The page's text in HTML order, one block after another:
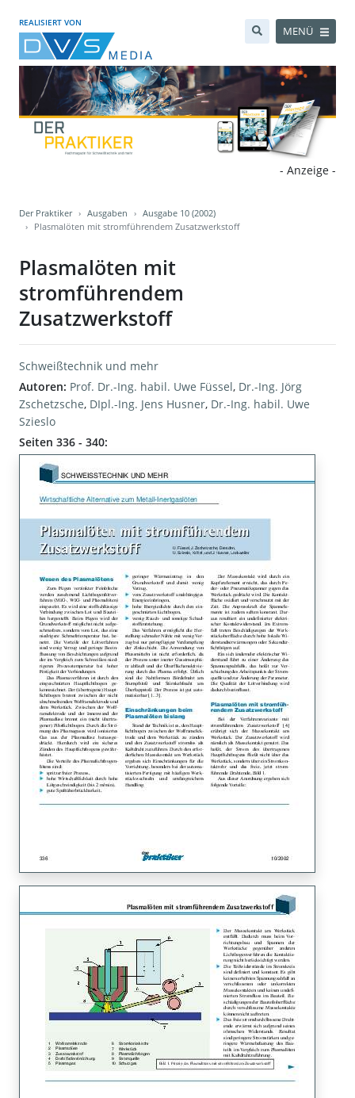
REALISIERT VON
MENÜ
- Anzeige -
Der Praktiker Ausgaben
Ausgabe 10 (2002)
Plasmalöten mit stromführendem Zusatzwerkstoff
Plasmalöten mit
stromführendem
Zusatzwerkstoff
Schweißtechnik und mehr
Autoren: Prof. Dr.-Ing. habil. Uwe Füssel, Dr.-Ing. Jörg
Zschetzsche, DIpl.-Ing. Jens Husner, Dr.-Ing. habil. Uwe
Szieslo
Seiten 336 - 340: